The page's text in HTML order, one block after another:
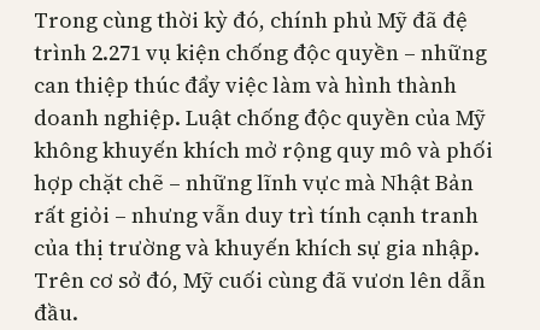
Trong cùng thời kỳ đó, chính phủ Mỹ đã đệ
trình 2.271 vụ kiện chống độc quyền – những
can thiệp thúc đẩy việc làm và hình thành
doanh nghiệp. Luật chống độc quyền của Mỹ
không khuyến khích mở rộng quy mô và phối
hợp chặt chẽ – những lĩnh vực mà Nhật Bản
rất giỏi – nhưng vẫn duy trì tính cạnh tranh
của thị trường và khuyến khích sự gia nhập.
Trên cơ sở đó, Mỹ cuối cùng đã vươn lên dẫn
đầu.